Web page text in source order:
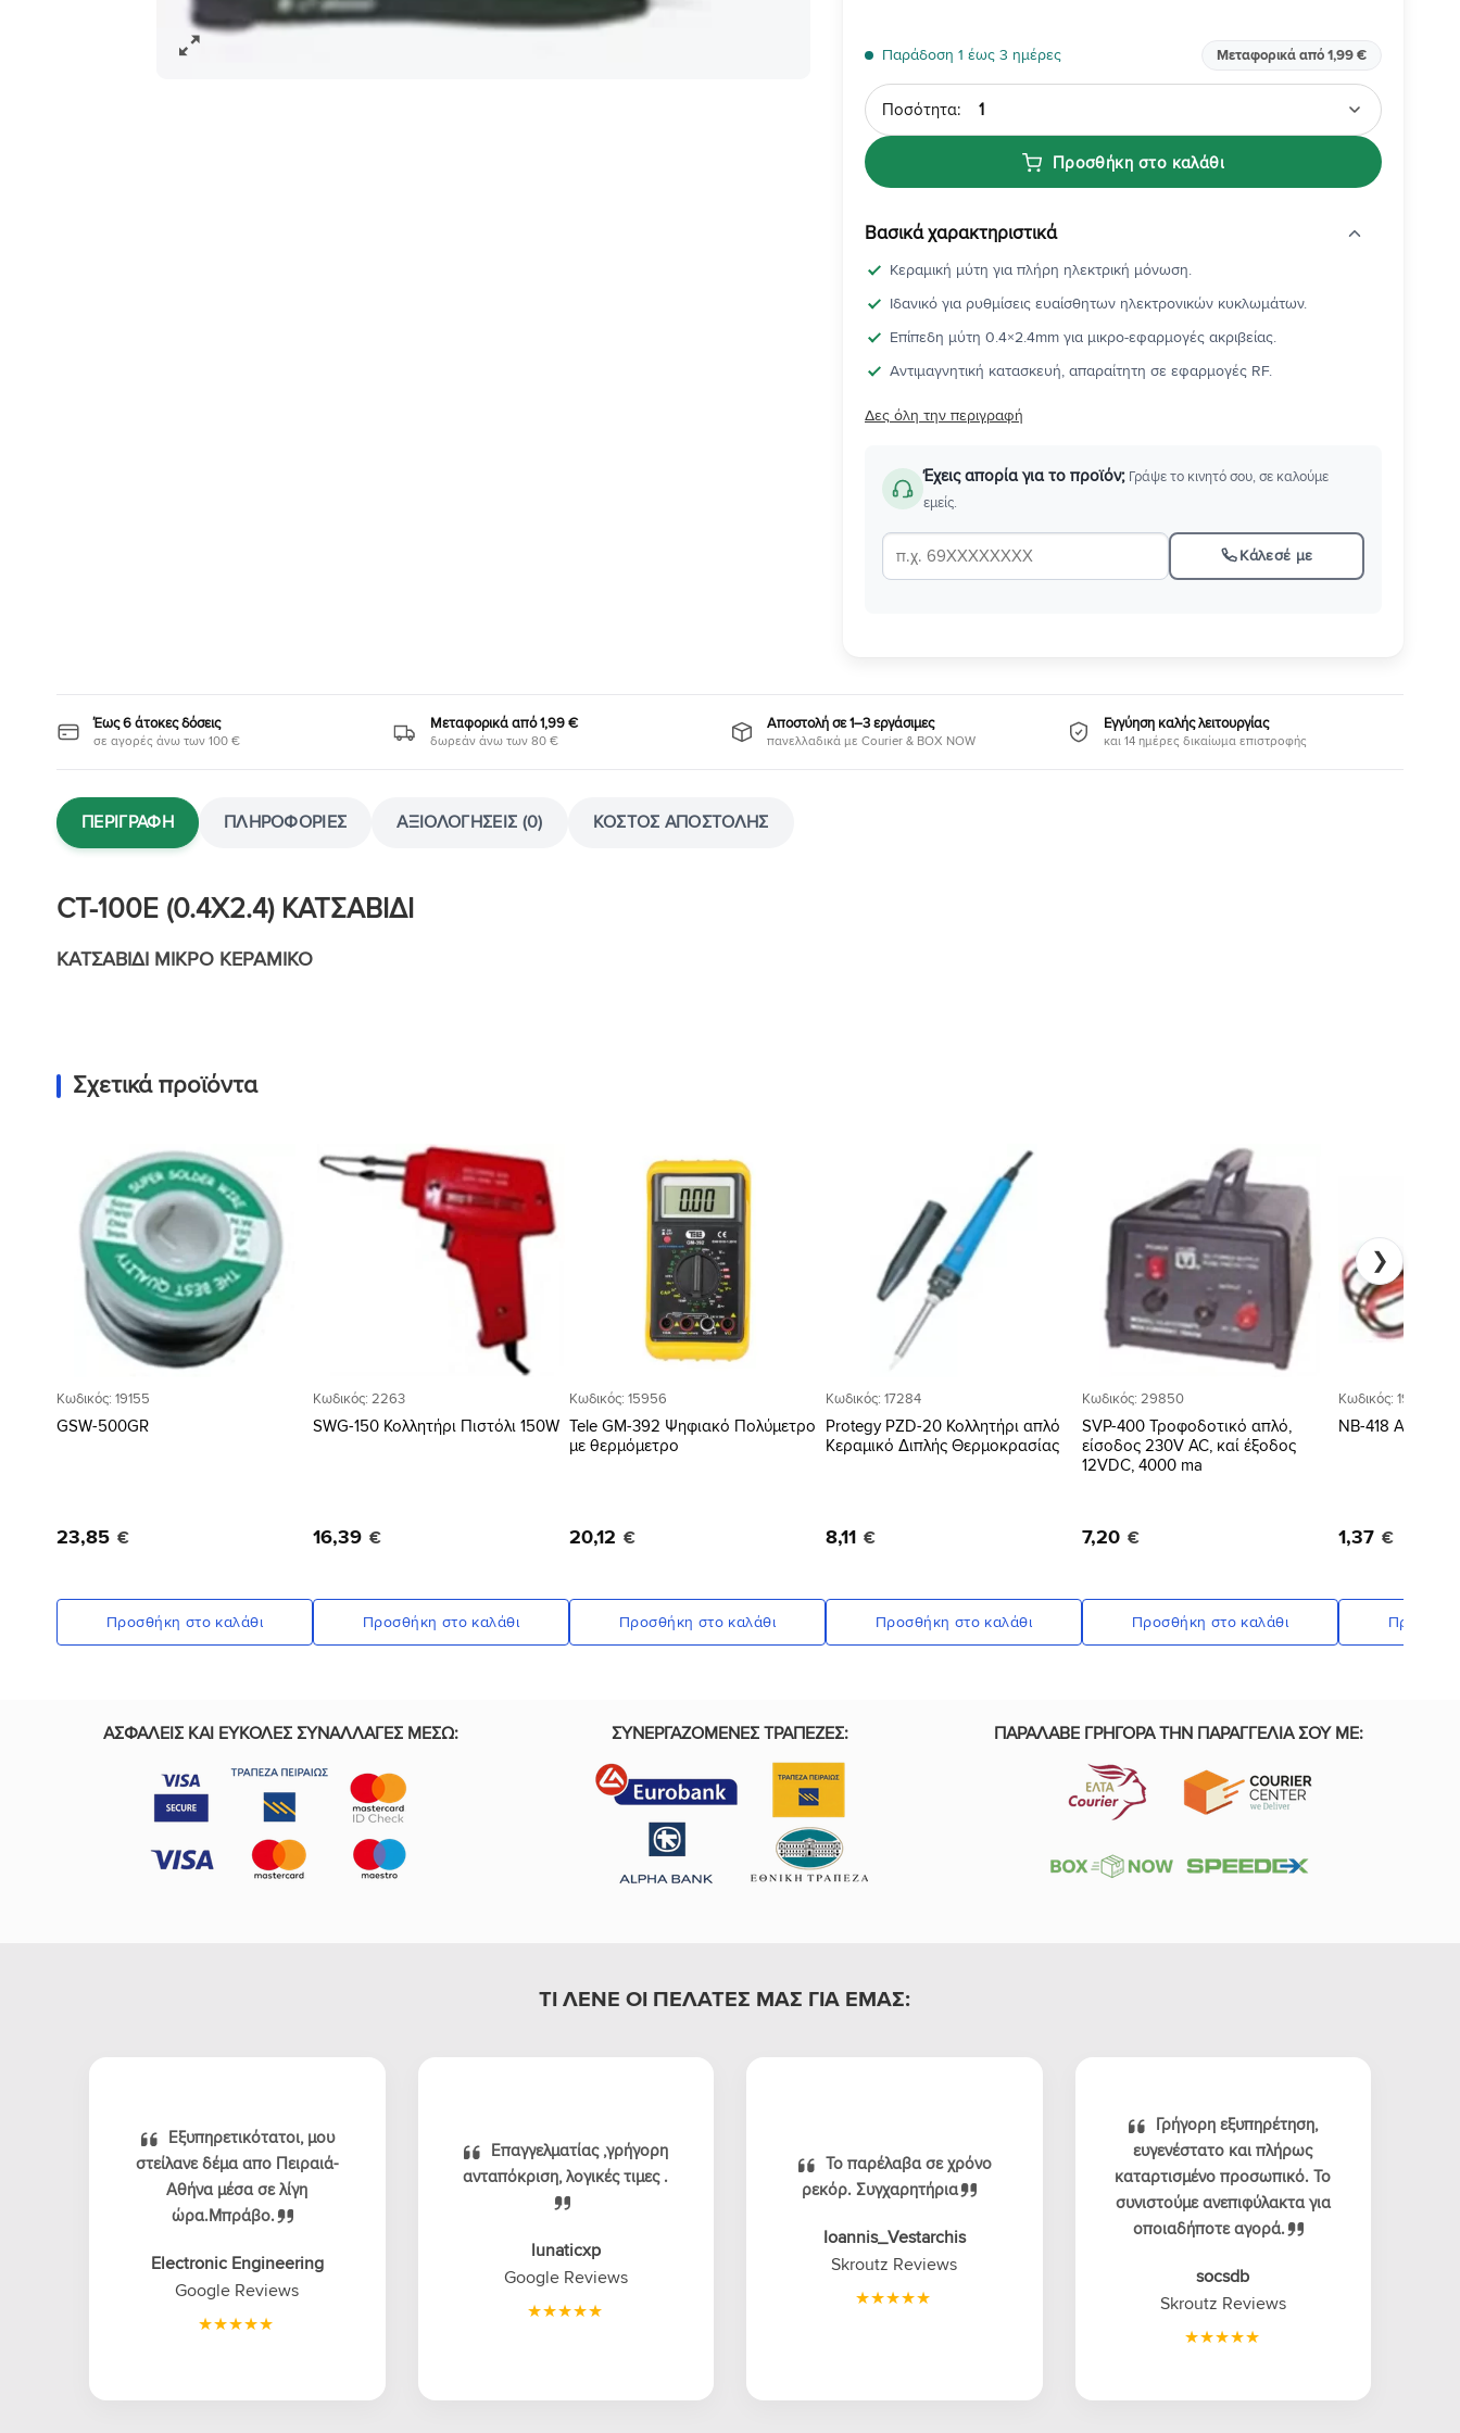
Παράδοση 1 έως 3 ημέρες Μεταφορικά από 1,99 €
Ποσότητα
Προσθήκη στο καλάθι
Βασικά χαρακτηριστικά
Κεραμική μύτη για πλήρη ηλεκτρική μόνωση.
Ιδανικό για ρυθμίσεις ευαίσθητων ηλεκτρονικών κυκλωμάτων.
Επίπεδη μύτη 0.4×2.4mm για μικρο-εφαρμογές ακριβείας.
Αντιμαγνητική κατασκευή, απαραίτητη σε εφαρμογές RF.
Δες όλη την περιγραφή
Έχεις απορία για το προϊόν; Γράψε το κινητό σου, σε καλούμε
εμείς.
Κάλεσέ με
Έως 6 άτοκες δόσεις
σε αγορές άνω των 100 €
Μεταφορικά από 1,99 €
δωρεάν άνω των 80 €
Αποστολή σε 1–3 εργάσιμες
πανελλαδικά με Courier & BOX NOW
Εγγύηση καλής λειτουργίας
και 14 ημέρες δικαίωμα επιστροφής
ΠΕΡΙΓΡΑΦΉ ΠΛΗΡΟΦΟΡΊΕΣ ΑΞΙΟΛΟΓΉΣΕΙΣ (0) ΚΌΣΤΟΣ ΑΠΟΣΤΟΛΉΣ
CT-100Ε (0.4X2.4) ΚΑΤΣΑΒΙΔΙ
ΚΑΤΣΑΒΙΔΙ ΜΙΚΡΟ ΚΕΡΑΜΙΚΟ
Σχετικά προϊόντα
Επιθυμιών
Κωδικός: 19155
GSW-500GR
23,85 €
Προσθήκη στο καλάθι
στη Λίστα
Επιθυμιών
Κωδικός: 2263
SWG-150 Κολλητήρι Πιστόλι 150W
16,39 €
Προσθήκη στο καλάθι
Επιθυμιών
Κωδικός: 15956
Tele GM-392 Ψηφιακό Πολύμετρο
με θερμόμετρο
20,12 €
Προσθήκη στο καλάθι
Προσθήκη
στη Λίστα
Επιθυμιών
Κωδικός: 17284
Protegy PZD-20 Κολλητήρι απλό
Κεραμικό Διπλής Θερμοκρασίας
8,11 €
Προσθήκη στο καλάθι
Κωδικός: 29850
SVP-400 Τροφοδοτικό απλό,
είσοδος 230V AC, καί έξοδος
12VDC, 4000 ma
7,20 €
Προσθήκη στο καλάθι
Κωδικός: 19107
NB-418
1,37 €
❯
ΑΣΦΑΛΕΙΣ ΚΑΙ ΕΥΚΟΛΕΣ ΣΥΝΑΛΛΑΓΕΣ ΜΕΣΩ: ΣΥΝΕΡΓΑΖΟΜΕΝΕΣ ΤΡΑΠΕΖΕΣ: ΠΑΡΑΛΑΒΕ ΓΡΗΓΟΡΑ ΤΗΝ ΠΑΡΑΓΓΕΛΙΑ ΣΟΥ ΜΕ:
ΤΙ ΛΕΝΕ ΟΙ ΠΕΛΑΤΕΣ ΜΑΣ ΓΙΑ ΕΜΑΣ:
Εξυπηρετικότατοι, μου
στείλανε δέμα απο Πειραιά-
Αθήνα μέσα σε λίγη
ώρα.Μπράβο.
Electronic Engineering
Google Reviews
Επαγγελματίας ,γρήγορη
ανταπόκριση, λογικές τιμες .
lunaticxp
Google Reviews
Το παρέλαβα σε χρόνο
ρεκόρ. Συγχαρητήρια
Ioannis_Vestarchis
Skroutz Reviews
Γρήγορη εξυπηρέτηση,
ευγενέστατο και πλήρως
καταρτισμένο προσωπικό. Το
συνιστούμε ανεπιφύλακτα για
οποιαδήποτε αγορά.
socsdb
Skroutz Reviews